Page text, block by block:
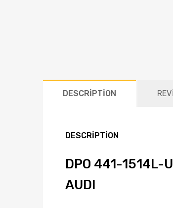
DESCRIPTION
DESCRIPTION
DPO 441-1514L-
AUDI